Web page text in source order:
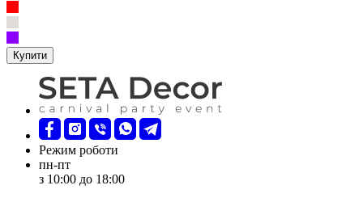
Купити
Режим роботи
пн-пт
з 10:00 до 18:00